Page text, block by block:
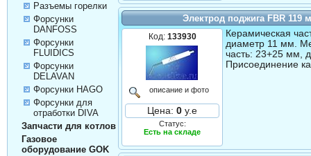
Разъемы горелки
Форсунки
DANFOSS
Форсунки
FLUIDICS
Форсунки
DELAVAN
Форсунки HAGO
Форсунки для
отработки DIVA
Запчасти для котлов
Газовое
оборудование GOK
Электрод поджига FBR 119
Код: 133930
описание и фото
Цена: 0 у.е
Статус:
Есть на складе
Керамическая
диаметр 11 мм.
часть: 23+25 мм,
Присоединение